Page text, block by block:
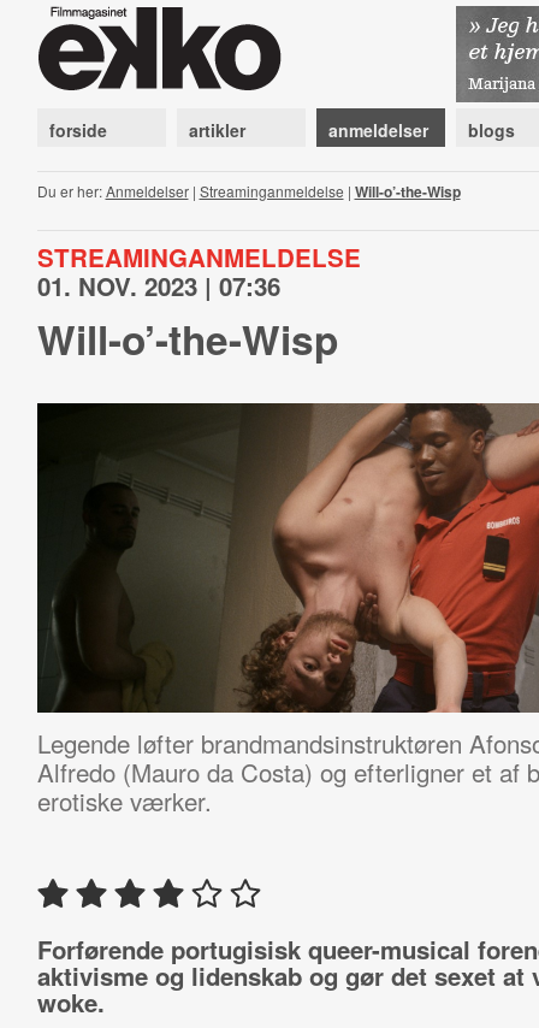
forside artikler anmeldelser blogs
Du er her:Anmeldelser| Streaminganmeldelse | Will-o’-the-Wisp
STREAMINGANMELDELSE
01. NOV. 2023 | 07:36
Will-o’-the-Wisp
Legende løfter brandmandsinstruktøren
Alfredo (Mauro da Costa) og efterligner et af
erotiske værker.
Forførende portugisisk queer-musical
aktivisme og lidenskab og gør det sexet at
woke.